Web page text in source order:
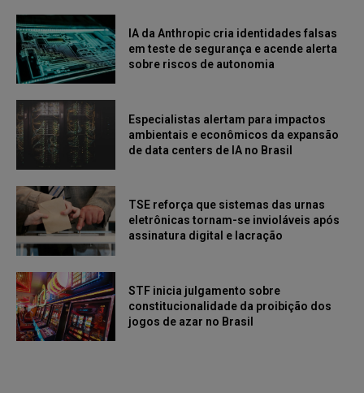
IA da Anthropic cria identidades falsas
em teste de segurança e acende alerta
sobre riscos de autonomia
Especialistas alertam para impactos
ambientais e econômicos da expansão
de data centers de IA no Brasil
TSE reforça que sistemas das urnas
eletrônicas tornam-se invioláveis após
assinatura digital e lacração
STF inicia julgamento sobre
constitucionalidade da proibição dos
jogos de azar no Brasil